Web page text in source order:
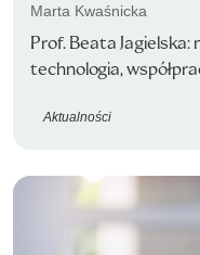
Marta Kwaśnicka
Prof. Beata
technologia,
Aktualności